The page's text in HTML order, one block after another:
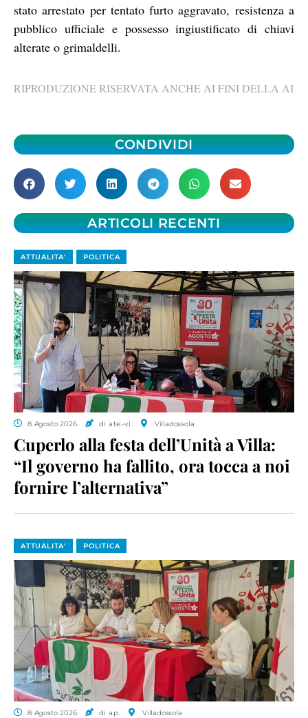
stato arrestato per tentato furto aggravato, resistenza a
pubblico ufficiale e possesso ingiustificato di chiavi
alterate o grimaldelli.
RIPRODUZIONE RISERVATA ANCHE AI FINI DELLA AI
CONDIVIDI
ARTICOLI RECENTI
ATTUALITA' POLITICA
8 Agosto 2026 di a.te.-v.l. Villadossola
Cuperlo alla festa dell’Unità a Villa:
“Il governo ha fallito, ora tocca a noi
fornire l’alternativa”
ATTUALITA' POLITICA
8 Agosto 2026 di a.p. Villadossola